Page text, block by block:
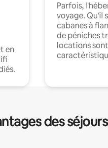
en
Parfois,
voyage. Qu'il
cabanes à
de péniches
locations
des